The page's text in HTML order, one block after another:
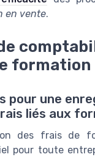
en vente.
formation
pour une
liés aux
des frais de
pour toute